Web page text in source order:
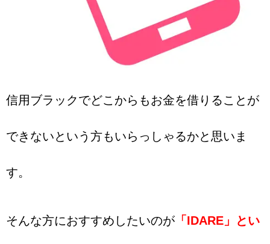
信用ブラックでどこからもお金を借りることが
できないという方もいらっしゃるかと思いま
す。
そんな方におすすめしたいのが 「IDARE」とい